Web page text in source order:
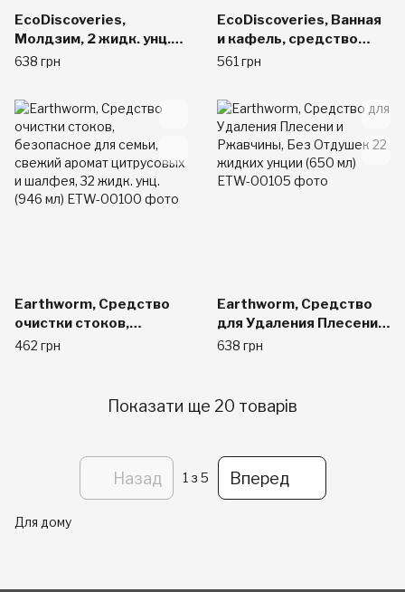
EcoDiscoveries,
Молдзим, 2 жидк. унц.
(60 мл) концентрат с 1
распылителем
638 грн
EcoDiscoveries, Ванная
и кафель, средство
удаления остатков
мл) концентрат с 1
флаконом-
распылителем
561 грн
Earthworm, Средство
очистки стоков,
безопасное для семьи,
32 жидк. унц. (946 мл)
462 грн
Earthworm, Средство
для Удаления Плесени и
Ржавчины, Без Отдушек
638 грн
Показати ще 20 товарів
Назад 1 з 5 Вперед
Для дому